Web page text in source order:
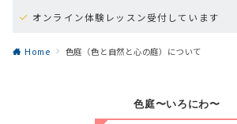
オンライン体験レッスン受付しています
オンラインパーソナル学習《色の本質マス
Home 色庭（色と自然と心の庭）について
色庭〜いろにわ〜